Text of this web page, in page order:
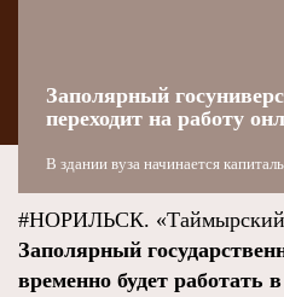
Заполярный
переходит на работу
В здании вуза начинается
#НОРИЛЬСК. «Таймырский
Заполярный
временно будет работать